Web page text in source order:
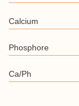
Calcium
Phosphore
Ca/Ph